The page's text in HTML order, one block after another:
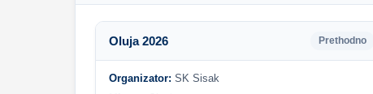
Oluja 2026 Prethodno
Organizator: SK Sisak